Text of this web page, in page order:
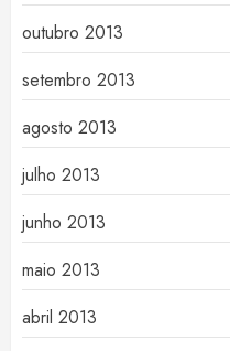
outubro 2013
setembro 2013
agosto 2013
julho 2013
junho 2013
maio 2013
abril 2013